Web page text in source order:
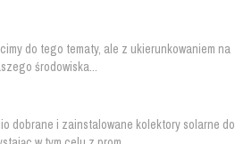
do tego tematy, ale z ukierunkowaniem na
środowiska...
dobrane i zainstalowane kolektory solarne do